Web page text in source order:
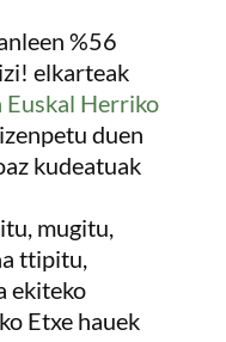
%56
elkarteak
Euskal Herriko
izenpetu duen
kudeatuak
mugitu,
ttipitu,
ekiteko
Etxe hauek